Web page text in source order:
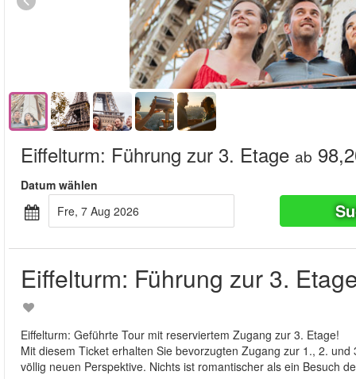
Eiffelturm: Führung zur 3. Etage ab
Datum wählen
Fre, 7 Aug 2026
Eiffelturm: Führung zur 3.
Eiffelturm: Geführte Tour mit reserviertem Zugang zur 3. Etage!
Mit diesem Ticket erhalten Sie bevorzugten Zugang zur 1., 2.
völlig neuen Perspektive. Nichts ist romantischer als ein Besuch